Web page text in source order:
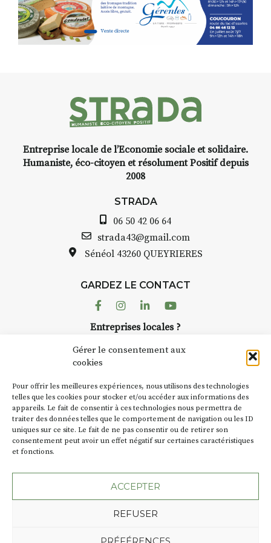
Gérer le consentement aux
cookies
Pour offrir les meilleures expériences, nous utilisons des technologies
telles que les cookies pour stocker et/ou accéder aux informations des
appareils. Le fait de consentir à ces technologies nous permettra de
traiter des données telles que le comportement de navigation ou les ID
uniques sur ce site. Le fait de ne pas consentir ou de retirer son
consentement peut avoir un effet négatif sur certaines caractéristiques
et fonctions.
ACCEPTER
REFUSER
PRÉFÉRENCES
Programmée en off du festival
d’Auzon, cette expo-
installation temporaire vous
INTERVIEW
avez ouvert une galerie à
Auzon…
Bernard TURLE Le Fumoir n’est
pas une galerie permanente.
AuzonToujours organise
dans le village. Des artistes et
caves, les granges d’Auzon. Le
Fumoir est l’un de ces espaces
d’autres activités culturelles de
la Petite Cité de Caractère. Par
exemple, l’installationCochon
Charbons’inscrit comme en
« off » du festival d’Auzon 2026
SA D’où vient le nom :Fumoir?
BT C’est le terme employé dans
les actes de propriété du lieu.
Entreprise locale de l’Economie sociale et solidaire.
Humaniste, éco-citoyen et résolument Positif depuis
2008
STRADA
06 50 42 06 64
strada43@gmail.com
Sénéol 43260 QUEYRIERES
GARDEZ LE CONTACT
FacebookInstagram
LinkedinYoutube
Entreprises locales ?
Suivez toute l'actu de Strada